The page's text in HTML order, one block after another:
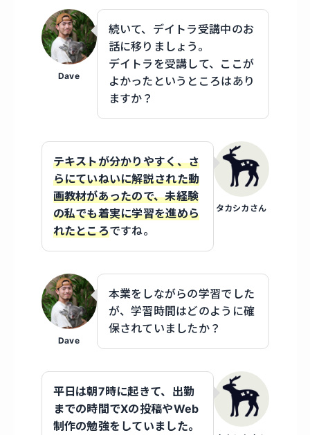
Dave
続いて、デイトラ受講中のお
話に移りましょう。
デイトラを受講して、ここが
よかったというところはあり
ますか？
タカシカさん
テキストが分かりやすく、さ
らにていねいに解説された動
画教材があったので、未経験
の私でも着実に学習を進めら
れたところですね。
Dave
本業をしながらの学習でした
が、学習時間はどのように確
保されていましたか？
平日は朝7時に起きて、出勤
までの時間でXの投稿やWeb
制作の勉強をしていました。